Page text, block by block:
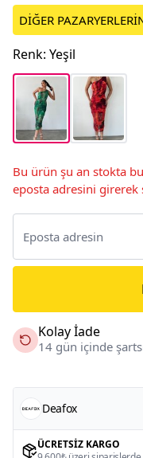
DİĞER
Renk: Yeşil
Bu ürün şu an stokta
eposta adresini
Kolay İade
14 gün içinde
Deafox
ÜCRETSIZ KARGO